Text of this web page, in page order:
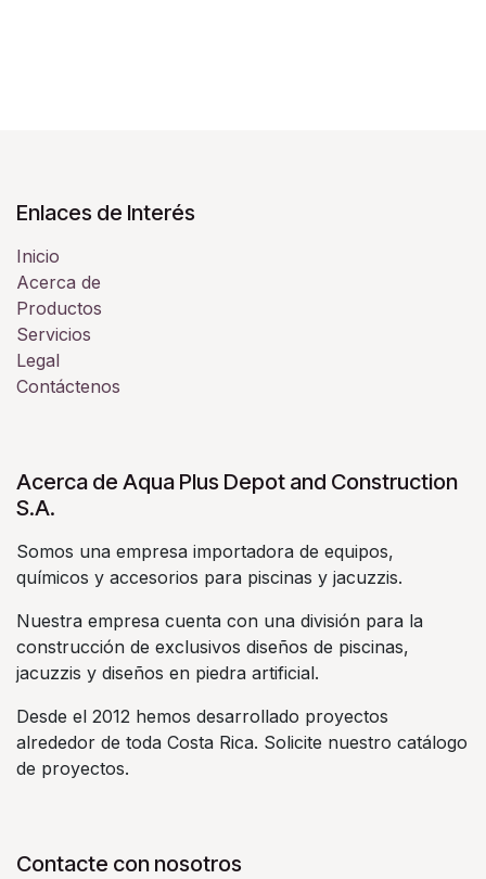
Enlaces de Interés
Inicio
Acerca de
Productos
Servicios
Legal
Contáctenos
Acerca de Aqua Plus Depot and Construction
S.A.
Somos una empresa importadora de equipos,
químicos y accesorios para piscinas y jacuzzis.
Nuestra empresa cuenta con una división para la
construcción de exclusivos diseños de piscinas,
jacuzzis y diseños en piedra artificial.
Desde el 2012 hemos desarrollado proyectos
alrededor de toda Costa Rica. Solicite nuestro catálogo
de proyectos.
Contacte con nosotros